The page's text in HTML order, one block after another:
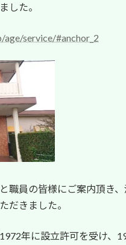
した。
service/#anchor_2
職員の皆様にご案内頂き
だきました。
年に設立許可を受け、